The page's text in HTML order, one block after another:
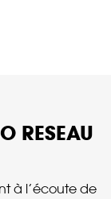
RESEAU
à l’écoute de